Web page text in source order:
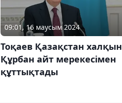
09:01, 16 маусым 2024
Тоқаев Қазақстан халқын
Құрбан айт мерекесімен
құттықтады